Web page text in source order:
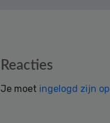
Reacties
Je moet ingelogd zijn op